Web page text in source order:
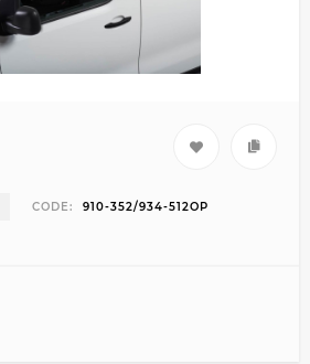
CODE: 910-352/934-512OP